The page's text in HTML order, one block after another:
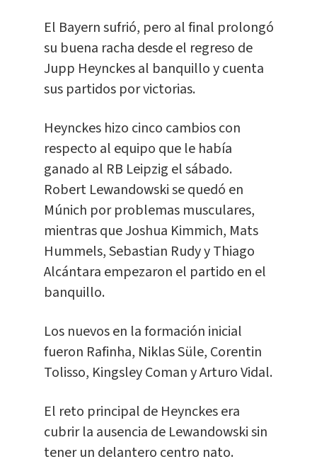
El Bayern sufrió, pero al final prolongó
su buena racha desde el regreso de
Jupp Heynckes al banquillo y cuenta
sus partidos por victorias.
Heynckes hizo cinco cambios con
respecto al equipo que le había
ganado al RB Leipzig el sábado.
Robert Lewandowski se quedó en
Múnich por problemas musculares,
mientras que Joshua Kimmich, Mats
Hummels, Sebastian Rudy y Thiago
Alcántara empezaron el partido en el
banquillo.
Los nuevos en la formación inicial
fueron Rafinha, Niklas Süle, Corentin
Tolisso, Kingsley Coman y Arturo Vidal.
El reto principal de Heynckes era
cubrir la ausencia de Lewandowski sin
tener un delantero centro nato.